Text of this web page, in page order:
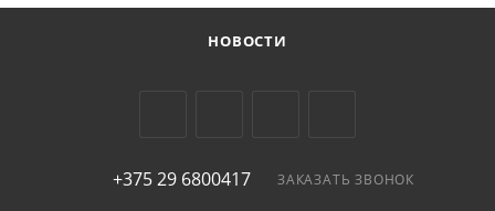
НОВОСТИ
+375 29 6800417 ЗАКАЗАТЬ ЗВОНОК